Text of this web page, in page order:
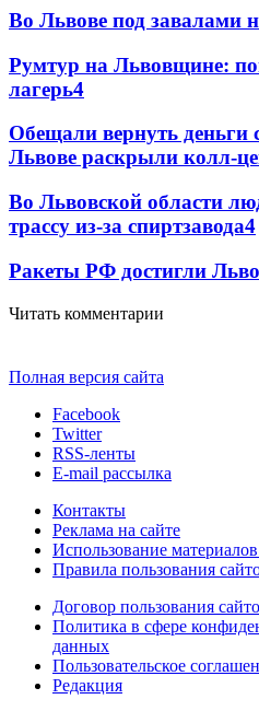
Во Львове под завалами
Румтур на Львовщине:
лагерь4
Обещали вернуть деньги
Львове раскрыли колл-
Во Львовской области
трассу из-за спиртзавода4
Ракеты РФ достигли
Читать комментарии
Полная версия сайта
Facebook
Twitter
RSS-ленты
E-mail рассылка
Контакты
Реклама на сайте
Использование
Правила пользования
Договор пользования
Политика в сфере
данных
Пользовательское
Редакция